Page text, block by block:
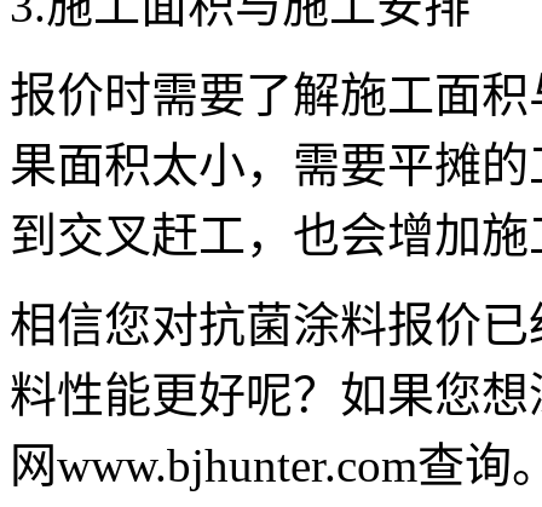
报价时需要了解施工面
果面积太小，需要平摊
到交叉赶工，也会增加
相信您对抗菌涂料报价
料性能更好呢？如果您
网www.bjhunter.com查询